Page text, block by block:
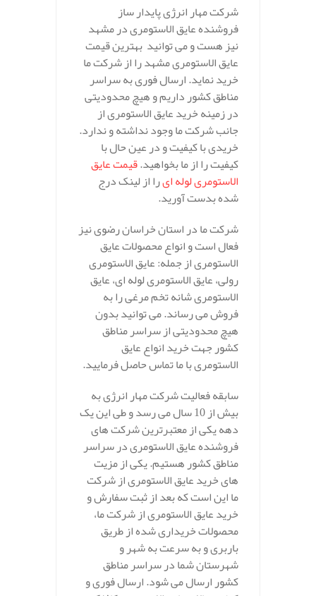
شرکت مهار انرژی پایدار ساز
فروشنده عایق الاستومری در مشهد
نیز هست و می توانید بهترین قیمت
عایق الاستومری مشهد را از شرکت ما
خرید نماید. ارسال فوری به سراسر
مناطق کشور داریم و هیچ محدودیتی
در زمینه خرید عایق الاستومری از
جانب شرکت ما وجود نداشته و ندارد.
خریدی با کیفیت و در عین حال با
کیفیت را از ما بخواهید.قیمت عایق
الاستومری لوله ایرا از لینک درج
شده بدست آورید.
شرکت ما در استان خراسان رضوی نیز
فعال است و انواع محصولات عایق
الاستومری از جمله: عایق الاستومری
رولی، عایق الاستومری لوله ای، عایق
الاستومری شانه تخم مرغی را به
فروش می رساند. می توانید بدون
هیچ محدودیتی از سراسر مناطق
کشور جهت خرید انواع عایق
الاستومری با ما تماس حاصل فرمایید.
سابقه فعالیت شرکت مهار انرژی به
بیش از 10 سال می رسد و طی این یک
دهه یکی از معتبرترین شرکت های
فروشنده عایق الاستومری در سراسر
مناطق کشور هستیم. یکی از مزیت
های خرید عایق الاستومری از شرکت
ما این است که بعد از ثبت سفارش و
خرید عایق الاستومری از شرکت ما،
محصولات خریداری شده از طریق
باربری و به سرعت به شهر و
شهرستان شما در سراسر مناطق
کشور ارسال می شود. ارسال فوری و